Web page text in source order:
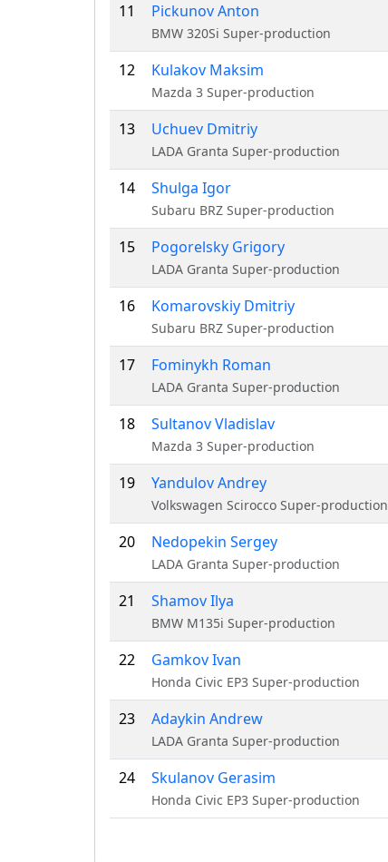
11 Pickunov Anton
BMW 320Si Super-production
12 Kulakov Maksim
Mazda 3 Super-production
13 Uchuev Dmitriy
LADA Granta Super-production
14 Shulga Igor
Subaru BRZ Super-production
15 Pogorelsky Grigory
LADA Granta Super-production
16 Komarovskiy Dmitriy
Subaru BRZ Super-production
17 Fominykh Roman
LADA Granta Super-production
18 Sultanov Vladislav
Mazda 3 Super-production
19 Yandulov Andrey
Volkswagen Scirocco Super-production
20 Nedopekin Sergey
LADA Granta Super-production
21 Shamov Ilya
BMW M135i Super-production
22 Gamkov Ivan
Honda Civic EP3 Super-production
23 Adaykin Andrew
LADA Granta Super-production
24 Skulanov Gerasim
Honda Civic EP3 Super-production